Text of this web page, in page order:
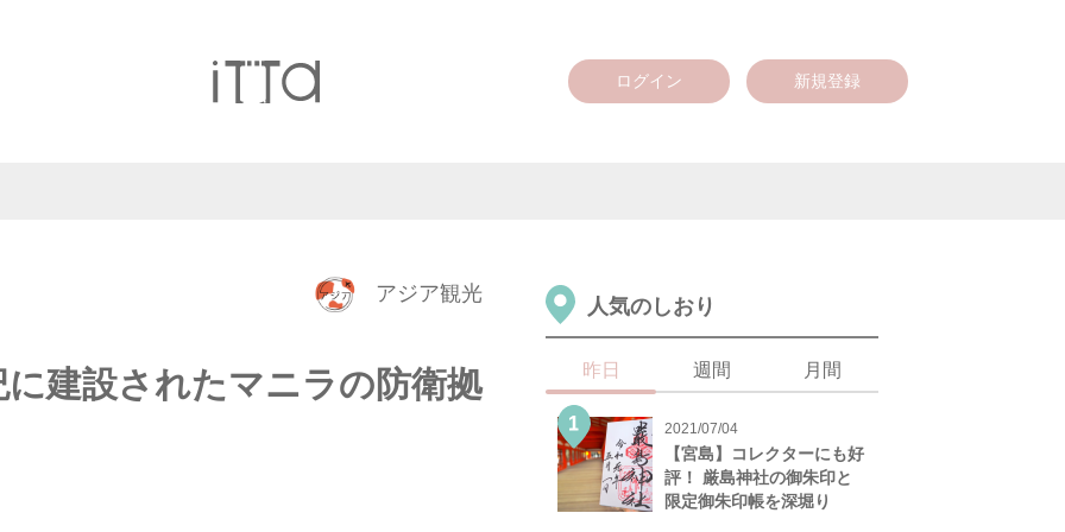
ログイン 新規登録
アジア観光
建設されたマニラの防衛拠
人気のしおり
昨日 週間 月間
2021/07/04
【宮島】コレクターにも好
評！ 厳島神社の御朱印と
限定御朱印帳を深堀り